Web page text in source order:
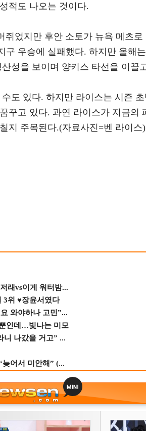
적도 나오는 것이다.
었지만 후안 소토가 뉴욕 메츠로
구 우승에 실패했다. 하지만 올해
성을 보이며 양키스 타선을 이끌
도 있다. 하지만 라이스는 시즌
꾸고 있다. 과연 라이스가 지금의
지 주목된다.(자료사진=벤 라이스)
래vs이게 워터밤...
3위 ♥장윤서였다
와야하나 고민”...
인데…빛나는 미모
니 나갔을 거고” ...
어서 미안해” (...